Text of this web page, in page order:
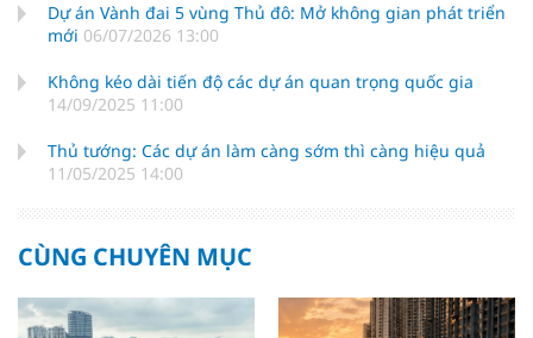
Dự án Vành đai 5 vùng Thủ đô: Mở không gian phát triển
mới 06/07/2026 13:00
Không kéo dài tiến độ các dự án quan trọng quốc gia
14/09/2025 11:00
Thủ tướng: Các dự án làm càng sớm thì càng hiệu quả
11/05/2025 14:00
CÙNG CHUYÊN MỤC